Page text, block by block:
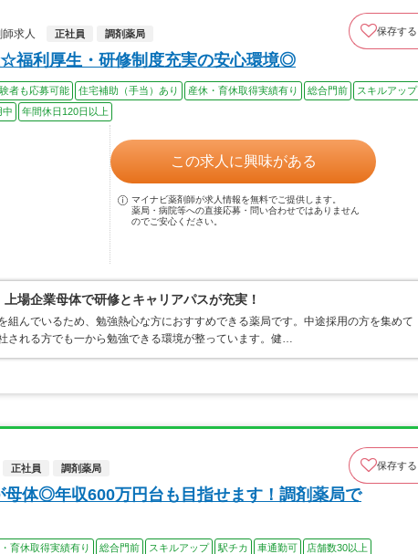
求人
正社員 調剤薬局 保存する
☆福利厚生・研修制度充実の安心環境◎
者も応募可能 住宅補助（手当）あり 産休・育休取得実績有り 総合門前
スキルアップ
中 年間休日120日以上
この求人に興味がある
マイナビ薬剤師が求人情報を無料でご提供します。
薬局・病院等への直接応募・問い合わせではありません
のでご安心ください。
場企業母体で研修とキャリアパスが充実！
組んでいるため、勉強熱心な方におすすめできる薬局です。中途採用の方を集めて
される方でも一から勉強できる環境が整っています。健…
正社員 調剤薬局 保存する
母体◎年収600万円台も目指せます！調剤薬局で
育休取得実績有り 総合門前 スキルアップ 駅チカ 車通勤可
店舗数30以上